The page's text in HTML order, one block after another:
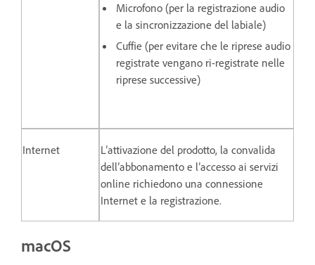
Microfono (per la registrazione audio
e la sincronizzazione del labiale)
Cuffie (per evitare che le riprese audio
registrate vengano ri-registrate nelle
riprese successive)
Internet
L’attivazione del prodotto, la convalida
dell’abbonamento e l’accesso ai servizi
online richiedono una connessione
Internet e la registrazione.
macOS